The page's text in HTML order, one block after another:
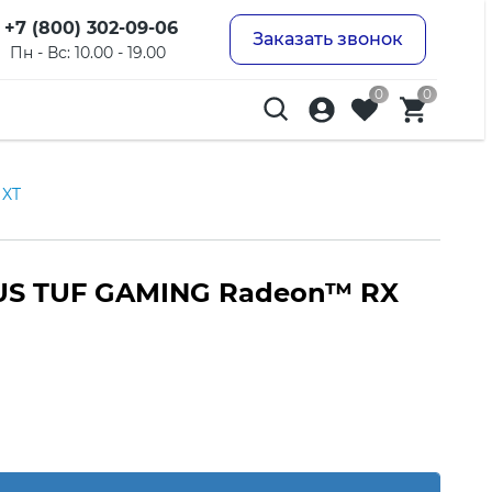
+7 (800) 302-09-06
Пн - Вс: 10.00 - 19.00
Заказать звонок
0 0
TUF GAMING Radeon™ RX